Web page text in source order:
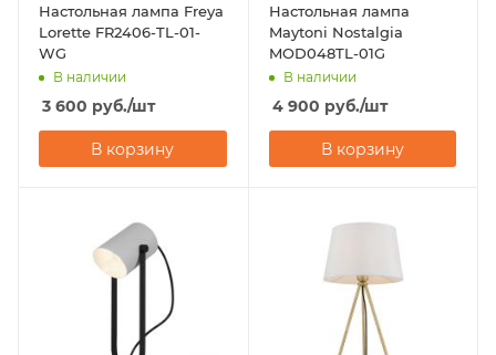
Настольная лампа Freya
Lorette FR2406-TL-01-
WG
В наличии
3 600 руб./шт
В корзину
Настольная лампа
Maytoni Nostalgia
MOD048TL-01G
В наличии
4 900 руб./шт
В корзину